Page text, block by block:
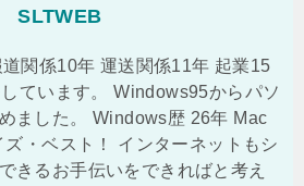
SLTWEB
関係10年 運送関係11年 起業15
ています。 Windows95からパソ
ました。 Windows歴 26年 Mac
・ベスト！ インターネットもシ
きるお手伝いをできればと考え